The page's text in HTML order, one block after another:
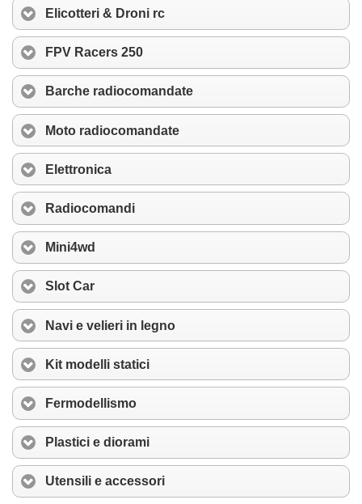
Elicotteri & Droni rc
FPV Racers 250
Barche radiocomandate
Moto radiocomandate
Elettronica
Radiocomandi
Mini4wd
Slot Car
Navi e velieri in legno
Kit modelli statici
Fermodellismo
Plastici e diorami
Utensili e accessori